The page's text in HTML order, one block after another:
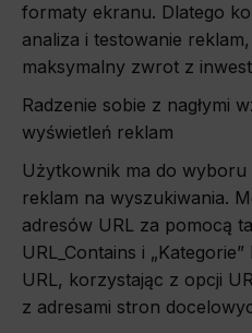
formaty ekranu. Dlatego
analiza i testowanie
maksymalny zwrot z
Radzenie sobie z nagłymi
wyświetleń reklam
Użytkownik ma do
reklam na wyszukiwania.
adresów URL za pomocą
URL_Contains i
URL, korzystając z opcji
z adresami stron